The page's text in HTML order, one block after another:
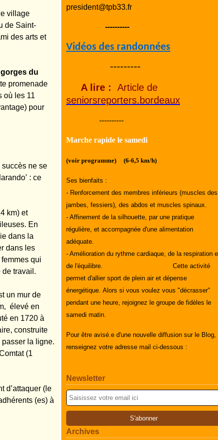
village
de Saint-
des arts et
gorges du
promenade
où les 11
pour
ne se
: ce
km) et
En
dans la
dans les
qui
travail.
un mur de
élevé en
en 1720 à
construite
la ligne.
(1
d’attaquer (le
(es) à
president@tpb33.fr
----------
Vidéos des randonnées
---------
A lire : Article de
seniorsreporters.bordeaux
----------
Marche rapide le samedi
(voir programme) (6-6,5 km/h)
Ses bienfaits :
- Renforcement des membres inférieurs (muscles des
jambes, fessiers), des abdos et muscles spinaux.
- Affinement de la silhouette, par une pratique
régulière, et accompagnée d'une alimentation
adéquate.
- Amélioration du rythme cardiaque, de la respiration
de l'équilibre. Cette activité
permet d'allier sport de plein air et dépense
énergétique. Alors si vous voulez vous "décrasser"
pendant une heure, rejoignez le groupe de fidèles le
samedi matin.
Pour être avisé.e d'une nouvelle diffusion sur le Blog,
renseignez votre adresse mail ci-dessous :
Newsletter
Archives